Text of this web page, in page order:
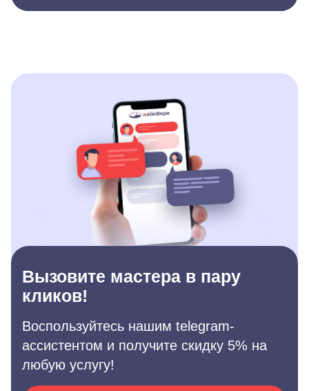
Вызовите мастера в пару
кликов!
Воспользуйтесь нашим telegram-
ассистентом и получите скидку 5% на
любую услугу!